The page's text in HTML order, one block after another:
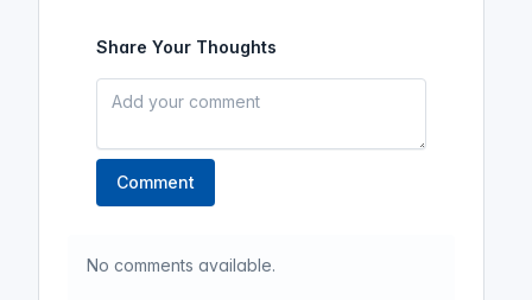
Share Your Thoughts
Comment
No comments available.